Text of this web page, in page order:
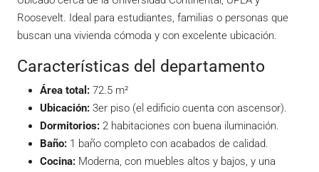
Roosevelt. Ideal para estudiantes, familias o personas que
buscan una vivienda cómoda y con excelente ubicación.
Características del departamento
Área total: 72.5 m²
Ubicación: 3er piso (el edificio cuenta con ascensor).
Dormitorios: 2 habitaciones con buena iluminación.
Baño: 1 baño completo con acabados de calidad.
Cocina: Moderna, con muebles altos y bajos, y una